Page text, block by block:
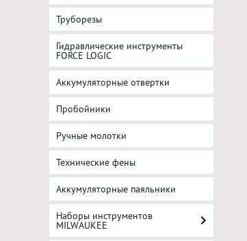
Труборезы
Гидравлические инструменты
FORCE LOGIC
Аккумуляторные отвертки
Пробойники
Ручные молотки
Технические фены
Аккумуляторные паяльники
Наборы инструментов
MILWAUKEE